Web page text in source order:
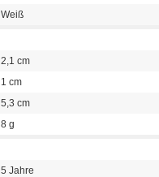
Weiß
2,1 cm
1 cm
5,3 cm
8 g
5 Jahre